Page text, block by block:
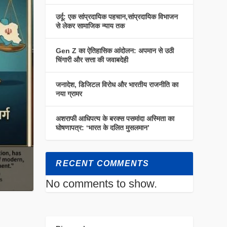
उर्दू: एक सांप्रदायिक पहचान,सांप्रदायिक विभाजन
से लेकर सामाजिक न्याय तक
Gen Z का ऐतिहासिक आंदोलन: अपमान से उठी
चिंगारी और सत्ता की जवाबदेही
जनादेश, डिजिटल विरोध और भारतीय राजनीति का
नया ग्रामर
अशराफी आधिपत्य के बरक्स पसमांदा अस्मिता का
घोषणापत्र: ‘भारत के दलित मुसलमान’
RECENT COMMENTS
No comments to show.